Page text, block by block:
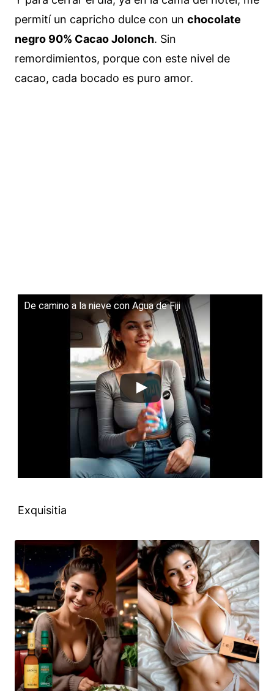
permití un capricho dulce con un chocolate
negro 90% Cacao Jolonch. Sin
remordimientos, porque con este nivel de
cacao, cada bocado es puro amor.
De camino a la nieve con Agua de Fiji
Exquisitia